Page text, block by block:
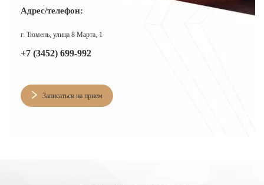
Адрес/телефон:
г. Тюмень, улица 8 Марта, 1
+7 (3452) 699-992
Записаться на прием